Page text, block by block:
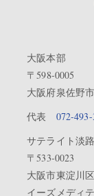
大阪本部
〒598-0005
大阪府泉佐野
代表 072-
サテライト淡
〒533-0023
大阪市東淀川
イーズメディ